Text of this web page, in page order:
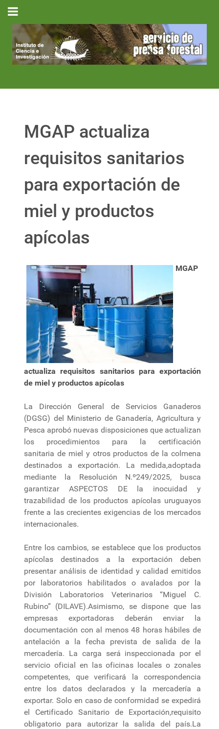
MGAP actualiza
requisitos sanitarios
para exportación de
miel y productos
apícolas
MGAP
actualiza requisitos sanitarios para exportación
de miel y productos apícolas
La Dirección General de Servicios Ganaderos
(DGSG) del Ministerio de Ganadería, Agricultura y
Pesca aprobó nuevas disposiciones que actualizan
los procedimientos para la certificación
sanitaria de miel y otros productos de la colmena
destinados a exportación. La medida,adoptada
mediante la Resolución N.º249/2025, busca
garantizar ASPECTOS DE la inocuidad y
trazabilidad de los productos apícolas uruguayos
frente a las crecientes exigencias de los mercados
internacionales.
Entre los cambios, se establece que los productos
apícolas destinados a la exportación deben
presentar análisis de identidad y calidad emitidos
por laboratorios habilitados o avalados por la
División Laboratorios Veterinarios “Miguel C.
Rubino” (DILAVE).Asimismo, se dispone que las
empresas exportadoras deberán enviar la
documentación con al menos 48 horas hábiles de
antelación a la fecha prevista de salida de la
mercadería. La carga será inspeccionada por el
servicio oficial en las oficinas locales o zonales
competentes, que verificará la correspondencia
entre los datos declarados y la mercadería a
exportar. Solo en caso de conformidad se expedirá
el Certificado Sanitario de Exportación,requisito
obligatorio para autorizar la salida del país.La